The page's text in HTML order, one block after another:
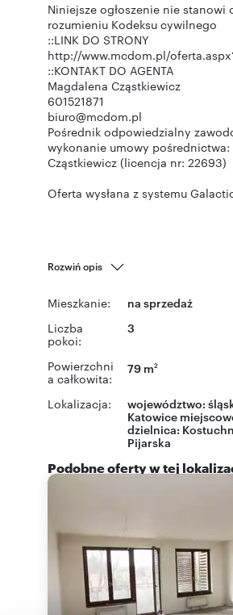
Niniejsze ogłoszenie nie stanowi
rozumieniu Kodeksu cywilnego
::LINK DO STRONY
http://www.mcdom.pl/
::KONTAKT DO AGENTA
Magdalena Cząstkiewicz
601521871
biuro@mcdom.pl
Pośrednik odpowiedzialny
wykonanie umowy pośrednictwa:
Cząstkiewicz (licencja nr: 22693)
Oferta wysłana z systemu
Rozwiń opis
Mieszkanie: na sprzedaż
Liczba
pokoi:
3
Powierzchni
a całkowita:
79 m2
Lokalizacja: województwo:
Katowice
dzielnica:
Pijarska
Podobne oferty w tej